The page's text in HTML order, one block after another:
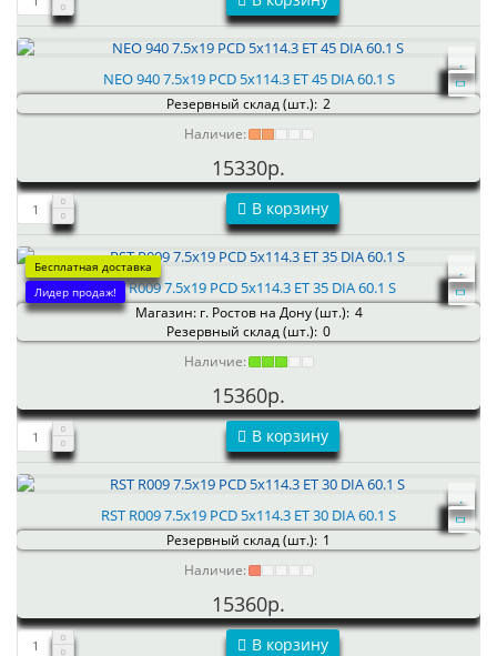
NEO 940 7.5x19 PCD 5x114.3 ET 45 DIA 60.1 S
Резервный склад (шт.): 2
Наличие:
15330р.
В корзину
Бесплатная доставка
Лидер продаж!RST R009 7.5x19 PCD 5x114.3 ET 35 DIA 60.1 S
Магазин: г. Ростов на Дону (шт.): 4
Резервный склад (шт.): 0
Наличие:
15360р.
В корзину
RST R009 7.5x19 PCD 5x114.3 ET 30 DIA 60.1 S
Резервный склад (шт.): 1
Наличие:
15360р.
В корзину